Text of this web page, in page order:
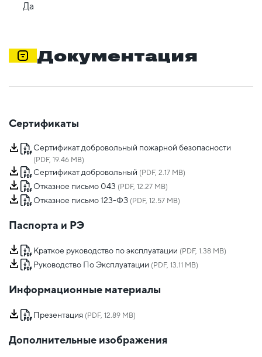
Да
Документация
Сертификаты
Сертификат добровольный пожарной безопасности
(PDF, 19.46 MB)
Сертификат добровольный (PDF, 2.17 MB)
Отказное письмо 043 (PDF, 12.27 MB)
Отказное письмо 123-ФЗ (PDF, 12.57 MB)
Паспорта и РЭ
Краткое руководство по эксплуатации (PDF, 1.38 MB)
Руководство По Эксплуатации (PDF, 13.11 MB)
Информационные материалы
Презентация (PDF, 12.89 MB)
Дополнительные изображения